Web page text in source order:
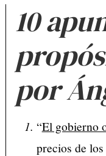
10
por
“El gobierno
precios de